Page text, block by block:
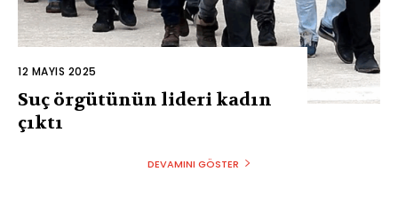
12 MAYIS 2025
Suç örgütünün lideri kadın
çıktı
DEVAMINI GÖSTER